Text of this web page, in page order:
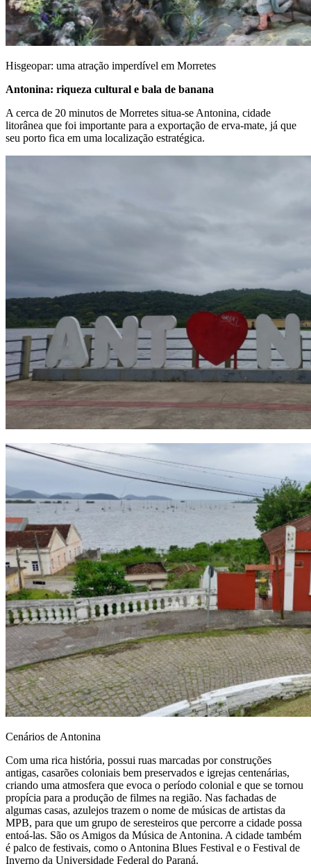
Hisgeopar: uma atração imperdível em Morretes
Antonina: riqueza cultural e bala de banana
A cerca de 20 minutos de Morretes situa-se Antonina, cidade
litorânea que foi importante para a exportação de erva-mate, já que
seu porto fica em uma localização estratégica.
Cenários de Antonina
Com uma rica história, possui ruas marcadas por construções
antigas, casarões coloniais bem preservados e igrejas centenárias,
criando uma atmosfera que evoca o período colonial e que se tornou
propícia para a produção de filmes na região. Nas fachadas de
algumas casas, azulejos trazem o nome de músicas de artistas da
MPB, para que um grupo de seresteiros que percorre a cidade possa
entoá-las. São os Amigos da Música de Antonina. A cidade também
é palco de festivais, como o Antonina Blues Festival e o Festival de
Inverno da Universidade Federal do Paraná.